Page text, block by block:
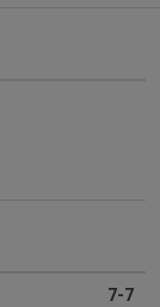
7-7